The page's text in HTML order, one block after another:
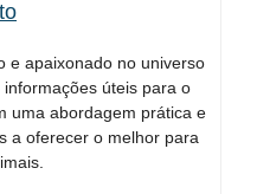
e apaixonado no universo
úteis para o
uma abordagem prática e
a oferecer o melhor para